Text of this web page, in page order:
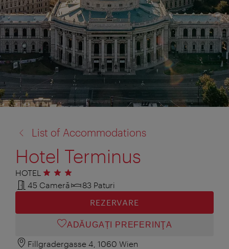
la:
List of Accommodations
Hotel Terminus
HOTEL 3 stele
45 Cameră
83 Paturi
REZERVARE
ADĂUGAȚI PREFERINŢA
Fillgradergasse 4, 1060 Wien